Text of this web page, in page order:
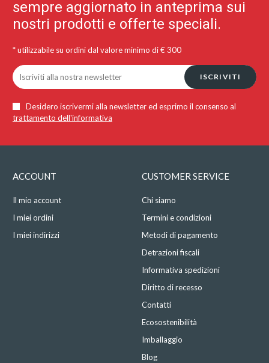
sempre aggiornato in anteprima sui
nostri prodotti e offerte speciali.
* utilizzabile su ordini dal valore minimo di € 300
ISCRIVITI
Desidero iscrivermi alla newsletter ed esprimo il consenso al
trattamento dell'informativa
ACCOUNT
Il mio account
I miei ordini
I miei indirizzi
CUSTOMER SERVICE
Chi siamo
Termini e condizioni
Metodi di pagamento
Detrazioni fiscali
Informativa spedizioni
Diritto di recesso
Contatti
Ecosostenibilità
Imballaggio
Blog